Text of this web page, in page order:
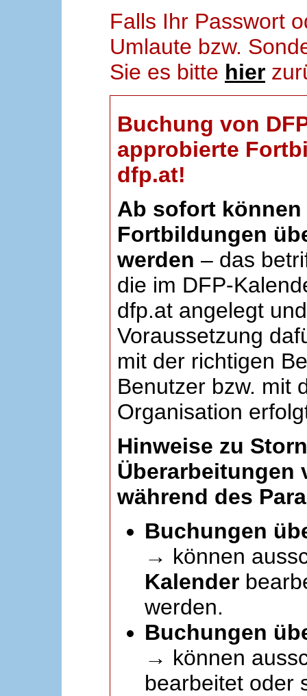
Falls Ihr Passwort
Umlaute bzw.
Sie es bitte hier
Buchung von
approbierte
dfp.at!
Ab sofort können
Fortbildungen
werden – das
die im DFP-
dfp.at angelegt
Voraussetzung
mit der richtigen
Benutzer bzw. mit
Organisation
Hinweise zu
Überarbeitungen
während des
Buchungen
→ können
Kalender
werden.
Buchungen
→ können
bearbeitet oder